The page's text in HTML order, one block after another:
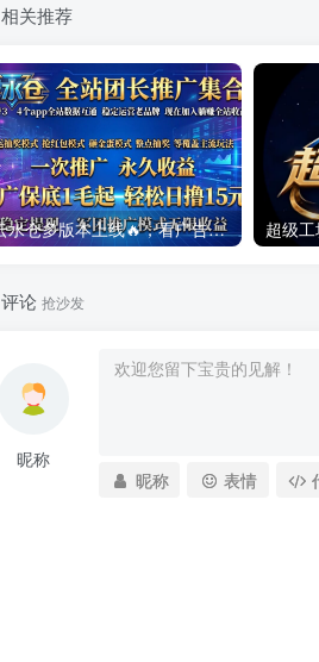
相关推荐
云水仓多版本上线🔥，看广告赚零花钱提现靠谱，多版本同步创收，提现稳定靠谱
评论 抢沙发
昵称
昵称 表情